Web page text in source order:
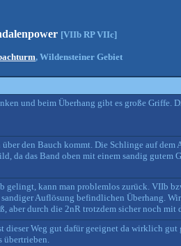
[VIIb RP VIIc]
, Wildensteiner Gebiet
und beim Überhang gibt es große Griffe.
den Bauch kommt. Die Schlinge auf dem
da das Band oben mit einem sandig gutem
kann man problemlos zurück. VIIb
Auflösung befindlichen Überhang.
aber durch die 2nR trotzdem sicher noch mit
Weg gut dafür geeignet da wirklich
übertrieben.